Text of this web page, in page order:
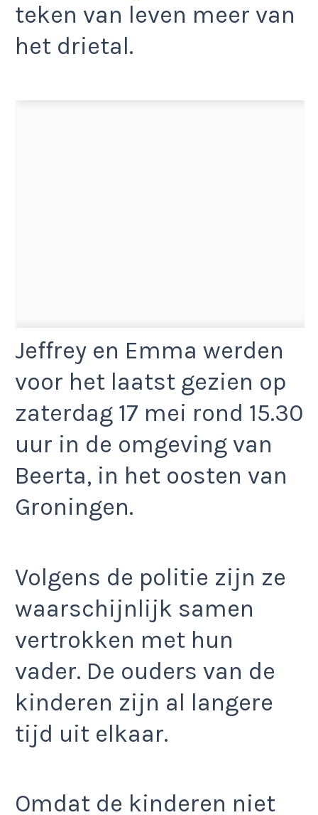
teken van leven meer van
het drietal.
Jeffrey en Emma werden
voor het laatst gezien op
zaterdag 17 mei rond 15.30
uur in de omgeving van
Beerta, in het oosten van
Groningen.
Volgens de politie zijn ze
waarschijnlijk samen
vertrokken met hun
vader. De ouders van de
kinderen zijn al langere
tijd uit elkaar.
Omdat de kinderen niet